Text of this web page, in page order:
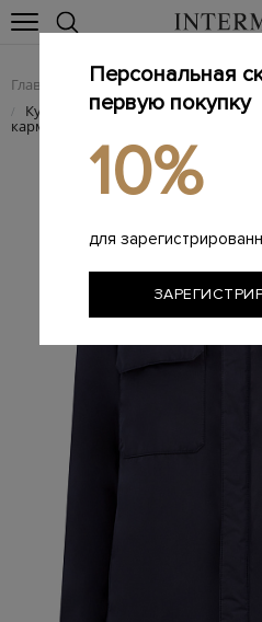
Главная Мужчинам / Одежда /
/ Куртка из влагозащитной
карманами
Персональная
первую покупку
10%
для